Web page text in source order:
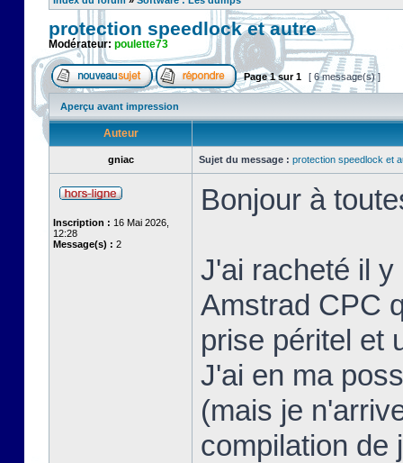
protection speedlock et autre
Modérateur: poulette73
Page1sur1 [ 6 message(s) ]
Aperçu avant impression
Auteur
gniac Sujet du message : protection speedlock et
Inscription : 16 Mai 2026,
12:28
Message(s) : 2
Bonjour à
J'ai racheté il
Amstrad CPC
prise péritel et
J'ai en ma
(mais je
compilation de